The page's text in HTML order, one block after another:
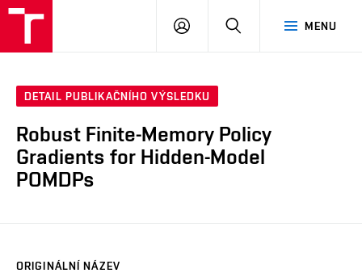
MENU
PŘIHLÁSIT
DETAIL PUBLIKAČNÍHO VÝSLEDKU
Robust Finite-Memory Policy
Gradients for Hidden-Model
POMDPs
ORIGINÁLNÍ NÁZEV